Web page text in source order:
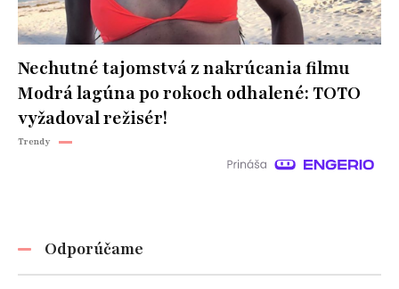
Nechutné tajomstvá z nakrúcania filmu
Modrá lagúna po rokoch odhalené: TOTO
vyžadoval režisér!
Trendy
Odporúčame